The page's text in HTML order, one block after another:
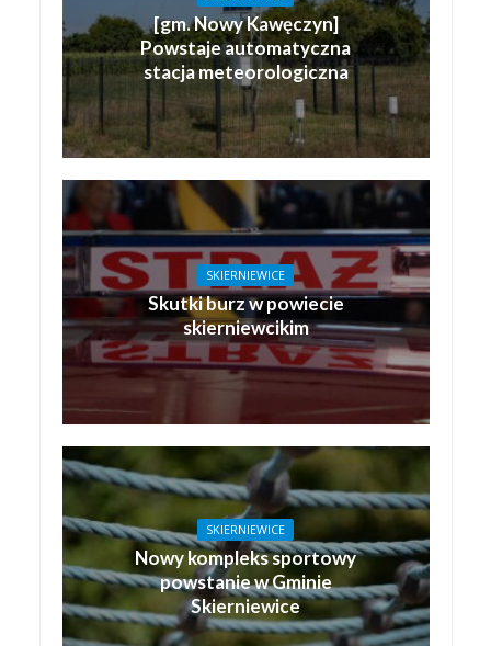
[gm. Nowy Kawęczyn]
Powstaje automatyczna
stacja meteorologiczna
SKIERNIEWICE
Skutki burz w powiecie
skierniewcikim
SKIERNIEWICE
Nowy kompleks sportowy
powstanie w Gminie
Skierniewice